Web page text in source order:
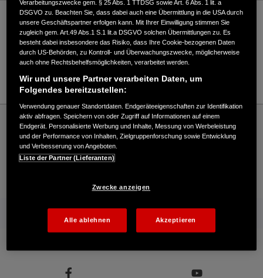
Verkauf / Kundendienst
05171294267
E-Mail
Honda
Industrie
GWE GmbH - Industrial – Honda - HONDA Deutschland Offizielle Website | The
Power of Dreams
Mehr von Honda
Verarbeitungszwecke gem. § 25 Abs. 1 TTDSG sowie Art. 6 Abs. 1 lit. a
DSGVO zu. Beachten Sie, dass dabei auch eine Übermittlung in die USA durch
unsere Geschäftspartner erfolgen kann. Mit Ihrer Einwilligung stimmen Sie
zugleich gem. Art.49 Abs.1 S.1 lit.a DSGVO solchen Übermittlungen zu. Es
besteht dabei insbesondere das Risiko, dass Ihre Cookie-bezogenen Daten
durch US-Behörden, zu Kontroll- und Überwachungszwecke, möglicherweise
auch ohne Rechtsbehelfsmöglichkeiten, verarbeitet werden.
Wir und unsere Partner verarbeiten Daten, um
Folgendes bereitzustellen:
Verwendung genauer Standortdaten. Endgeräteeigenschaften zur Identifikation
aktiv abfragen. Speichern von oder Zugriff auf Informationen auf einem
Endgerät. Personalisierte Werbung und Inhalte, Messung von Werbeleistung
und der Performance von Inhalten, Zielgruppenforschung sowie Entwicklung
und Verbesserung von Angeboten.
Liste der Partner (Lieferanten)
Zwecke anzeigen
Alle ablehnen Akzeptieren